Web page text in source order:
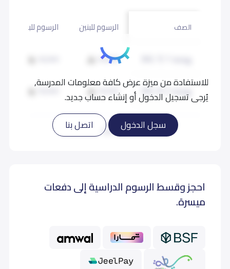
للاستفادة من ميزة عرض كافة معلومات المدرسة,
يُرجى تسجيل الدخول أو إنشاء حساب جديد.
سجل الدخول
اتصل بنا اقرأ المزيد
الصف الرسوم للبنين الرسوم للبنات
18,000
روضة 2 (KG 2) 18,000
18,000
تمهيدي (KG 3) 18,000
18,000
احجز وقسط الرسوم الدراسية إلى دفعات
ميسرة.